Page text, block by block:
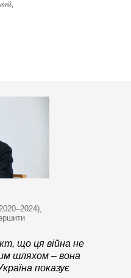
що ця війна не
шляхом – вона
показує